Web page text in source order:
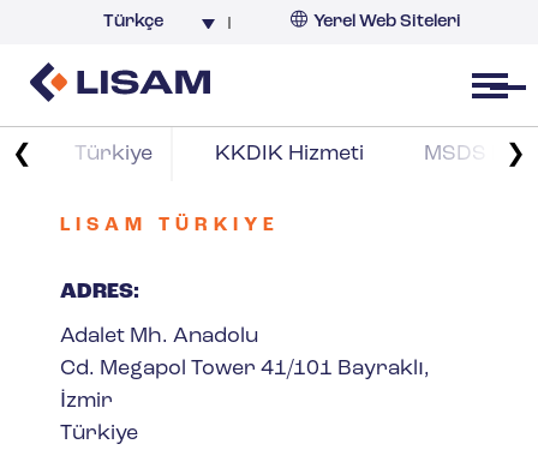
Türkçe Yerel Web Siteleri
Open menu
❮ Türkiye KKDIK Hizmeti MSDS ❯
LISAM TÜRKIYE
ADRES:
Adalet Mh. Anadolu
Cd. Megapol Tower 41/101 Bayraklı,
İzmir
Türkiye